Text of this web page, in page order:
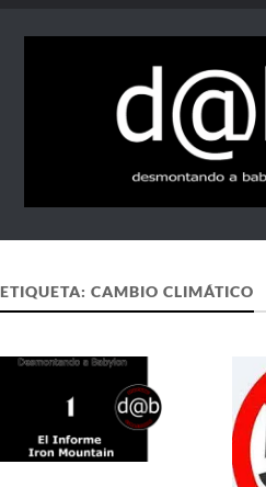
ETIQUETA: CAMBIO CLIMÁTICO